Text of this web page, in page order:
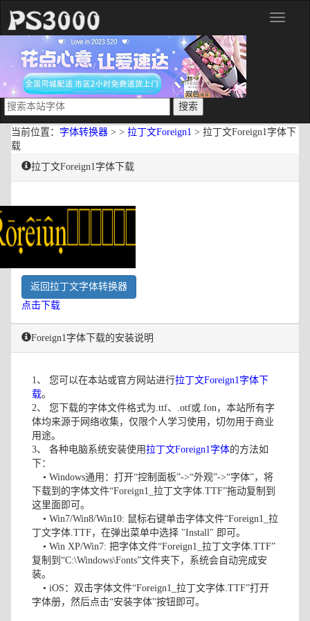
分
当前位置： 字体转换器 > > 拉丁文Foreign1 > 拉丁文Foreign1字体下
载
拉丁文Foreign1字体下载
返回拉丁文字体转换器
点击下载
Foreign1字体下载的安装说明
1、 您可以在本站或官方网站进行拉丁文Foreign1字体下
载。
2、 您下载的字体文件格式为.ttf、.otf或.fon，本站所有字
体均来源于网络收集，仅限个人学习使用，切勿用于商业
用途。
3、 各种电脑系统安装使用拉丁文Foreign1字体的方法如
下：
• Windows通用：打开“控制面板”->“外观”->“字体”，将
下载到的字体文件“Foreign1_拉丁文字体.TTF”拖动复制到
这里面即可。
• Win7/Win8/Win10: 鼠标右键单击字体文件“Foreign1_拉
丁文字体.TTF，在弹出菜单中选择 "Install" 即可。
• Win XP/Win7: 把字体文件“Foreign1_拉丁文字体.TTF”
复制到“C:\Windows\Fonts”文件夹下，系统会自动完成安
装。
• iOS：双击字体文件“Foreign1_拉丁文字体.TTF”打开
字体册，然后点击“安装字体”按钮即可。